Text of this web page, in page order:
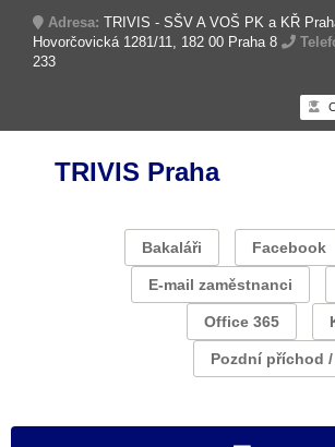
Adresa: TRIVIS - SŠV A VOŠ PK a KŘ
Hovorčovická 1281/11, 182 00 Praha 8
233
TRIVIS Praha
Bakaláři Facebook
E-mail zaměstnanci
Office 365
Pozdní příchod